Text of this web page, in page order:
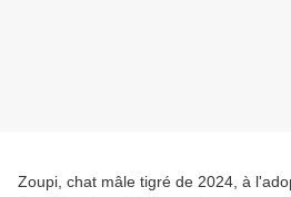
Zoupi, chat mâle tigré de 2024, à